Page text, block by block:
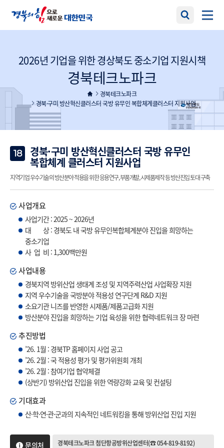
2026년 기업을 위한 경상북도 중소기업 지원시책
경북테크노파크
경북테크노파크
경북·구미 방산혁신클러스터 국방 유무인 복합체계클러스터 지원사업
18 경북·구미 방산혁신클러스터 국방 유무인
복합체계 클러스터 지원사업
지역기업 우수기술의 방산분야 적용을 위한 응용연구, 부품개발, 시제품제작 등 방산진입 토대 구축
사업개요
사업기간 : 2025 ~ 2026년
대 상 : 경북도 내 국방 유무인복합체계분야 진입을 희망하는
중소기업
사 업 비 : 1,300백만원
사업내용
경북지역 방위산업 생태계 조성 및 지역주력산업 사업확장 지원
지역 우수기술을 국방분야 적용성 연구단계 R&D 지원
소요기관 니즈를 반영한 시제품/제품고급화 지원
방산분야 진입을 희망하는 기업 육성을 위한 협력네트워크 장 마련
추진방법
’26. 1월 : 경북TP 홈페이지 사업 공고
’26. 2월 : 국 적용성 평가 및 평가위원회 개최
’26. 2월 : 참여기업 협약체결
(상반기) 방위산업 진입을 위한 역량강화 교육 및 컨설팅
기대효과
산·학·연·관·군과의 지속적인 네트워킹을 통해 방위산업 진입 지원
문의처 경북테크노파크 첨단항공방위산업센터(☎ 054-819-8192)